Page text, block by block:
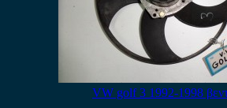
VW golf 3 1992-1998